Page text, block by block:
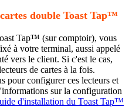
double Toast Tap™
Tap™ (sur comptoir), vous
à votre terminal, aussi appelé
vers le client. Si c'est le cas,
de cartes à la fois.
pour configurer ces lecteurs et
sur la configuration
d'installation du Toast Tap™